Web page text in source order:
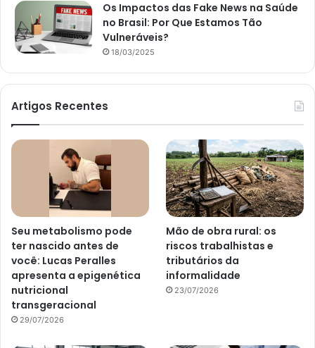
Os Impactos das Fake News na Saúde
no Brasil: Por Que Estamos Tão
Vulneráveis?
18/03/2025
Artigos Recentes
Seu metabolismo pode
ter nascido antes de
você: Lucas Peralles
apresenta a epigenética
nutricional
transgeracional
29/07/2026
Mão de obra rural: os
riscos trabalhistas e
tributários da
informalidade
23/07/2026